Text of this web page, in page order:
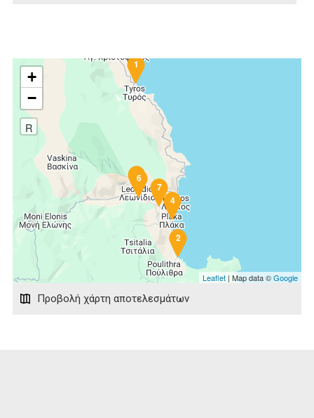
1
2
4
56
7
+
−
R
Leaflet | Map data ©Google
Προβολή χάρτη αποτελεσμάτων